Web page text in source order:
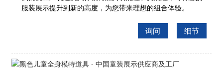
服装展示提升到新的高度，为您带来理想的组合体验。
询问 细节